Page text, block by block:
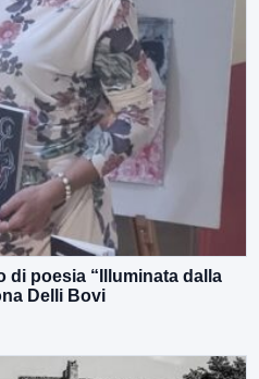
di poesia “Illuminata dalla
Delli Bovi